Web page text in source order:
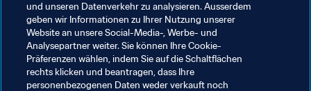
Gesundheit und Medizin
Bildungsinitiativen
und unseren Datenverkehr zu analysieren. Ausserdem
geben wir Informationen zu Ihrer Nutzung unserer
Website an unsere Social-Media-, Werbe- und
Analysepartner weiter. Sie können Ihre Cookie-
Präferenzen wählen, indem Sie auf die Schaltflächen
rechts klicken und beantragen, dass Ihre
personenbezogenen Daten weder verkauft noch